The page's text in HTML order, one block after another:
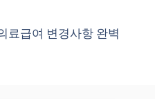
료급여 변경사항 완벽